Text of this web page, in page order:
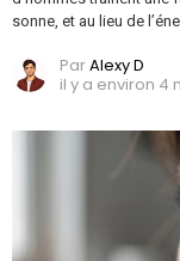
sonne, et au lieu de
ParAlexy D
il y a environ 4